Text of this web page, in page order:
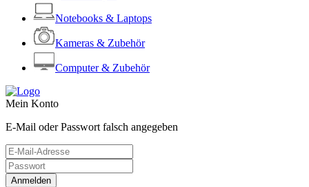
Notebooks & Laptops
Kameras & Zubehör
Computer & Zubehör
Mein Konto
E-Mail oder Passwort falsch angegeben